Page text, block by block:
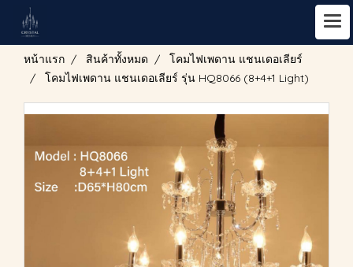
หน้าแรก สินค้าทั้งหมด
โคมไฟเพดาน แชนเดอเลียร์
โคมไฟเพดาน แชนเดอเลียร์ รุ่น HQ8066 (8+4+1 Light)